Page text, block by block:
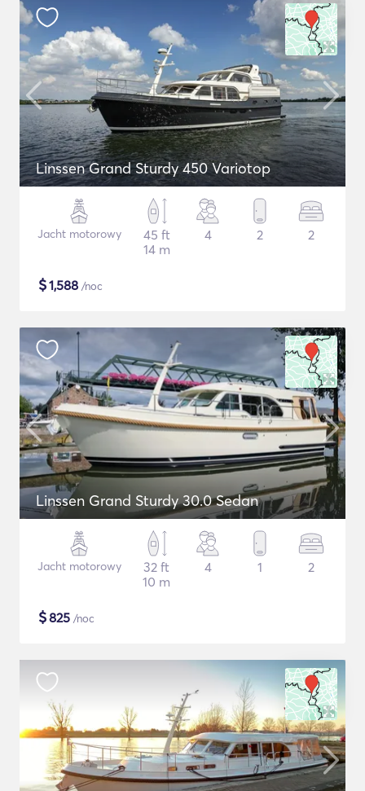
Linssen Grand Sturdy 450 Variotop
Jacht motorowy
45 ft
14 m
4 2 2
$1,588 /noc
Linssen Grand Sturdy 30.0 Sedan
Jacht motorowy
32 ft
10 m
4 1 2
$825 /noc